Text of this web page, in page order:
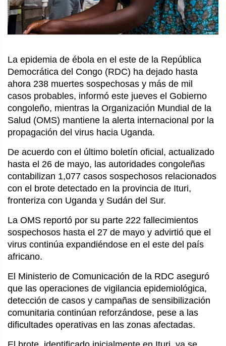
La epidemia de ébola en el este de la República
Democrática del Congo (RDC) ha dejado hasta
ahora 238 muertes sospechosas y más de mil
casos probables, informó este jueves el Gobierno
congoleño, mientras la Organización Mundial de la
Salud (OMS) mantiene la alerta internacional por la
propagación del virus hacia Uganda.
De acuerdo con el último boletín oficial, actualizado
hasta el 26 de mayo, las autoridades congoleñas
contabilizan 1,077 casos sospechosos relacionados
con el brote detectado en la provincia de Ituri,
fronteriza con Uganda y Sudán del Sur.
La OMS reportó por su parte 222 fallecimientos
sospechosos hasta el 27 de mayo y advirtió que el
virus continúa expandiéndose en el este del país
africano.
El Ministerio de Comunicación de la RDC aseguró
que las operaciones de vigilancia epidemiológica,
detección de casos y campañas de sensibilización
comunitaria continúan reforzándose, pese a las
dificultades operativas en las zonas afectadas.